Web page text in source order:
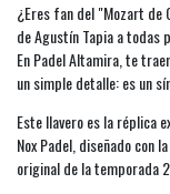
¿Eres fan del "Mozart de
de Agustín Tapia a todas
En Padel Altamira, te
un simple detalle: es un
Este llavero es la réplica
Nox Padel, diseñado con
original de la temporada